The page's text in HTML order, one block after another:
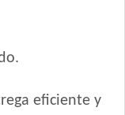
eficiente y